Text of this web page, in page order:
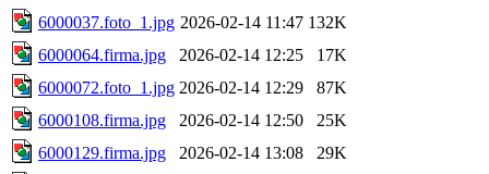
6000037.foto_1.jpg 2026-02-14 11:47 132K
6000064.firma.jpg
2026-02-14 12:25
17K
6000072.foto_1.jpg 2026-02-14 12:29
87K
6000108.firma.jpg
2026-02-14 12:50
25K
6000129.firma.jpg
2026-02-14 13:08
29K